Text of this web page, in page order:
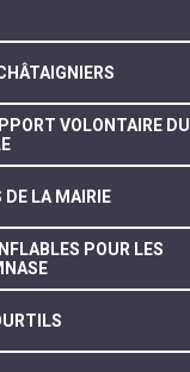
VOLONTAIRE DU
DE LA MAIRIE
POUR LES